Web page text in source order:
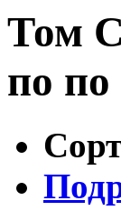
Том
по по